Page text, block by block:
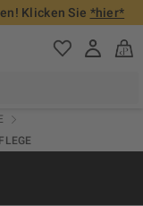
Klicken Sie *hier*